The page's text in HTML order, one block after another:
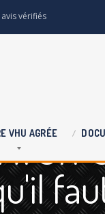
avis vérifiés
VHU AGRÉE